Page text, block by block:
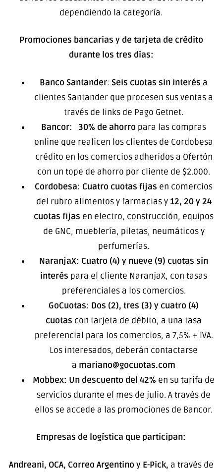
dependiendo la categoría.
Promociones bancarias y de tarjeta de crédito
durante los tres días:
Banco Santander: Seis cuotas sin interés a
clientes Santander que procesen sus ventas a
través de links de Pago Getnet.
Bancor:
30% de ahorro para las compras
online que realicen los clientes de Cordobesa
crédito en los comercios adheridos a Ofertón
con un tope de ahorro por cliente de $2.000.
Cordobesa: Cuatro cuotas fijas en comercios
del rubro alimentos y farmacias y12, 20 y 24
cuotas fijas en electro, construcción, equipos
de GNC, mueblería, piletas, neumáticos y
perfumerías.
NaranjaX: Cuatro (4) y nueve (9) cuotas sin
interés para el cliente NaranjaX, con tasas
preferenciales a los comercios.
GoCuotas: Dos (2), tres (3) y cuatro (4)
cuotas con tarjeta de débito, a una tasa
preferencial para los comercios, a 7,5% + IVA.
Los interesados, deberán contactarse
a mariano@gocuotas.com
Mobbex: Un descuento del 42% en su tarifa de
servicios durante el mes de julio. A través de
ellos se accede a las promociones de Bancor.
Empresas de logística que participan:
Andreani, OCA, Correo Argentino y E-Pick, a través de